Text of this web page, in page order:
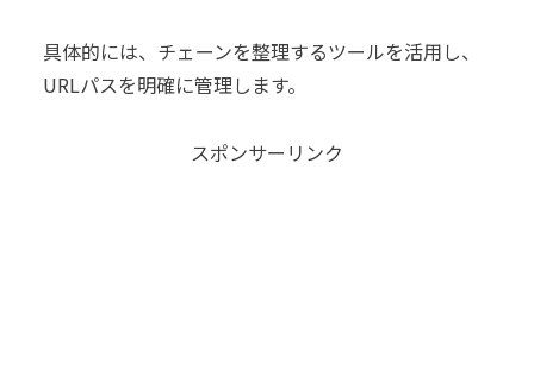
具体的には、チェーンを整理するツールを活用し、
URLパスを明確に管理します。
スポンサーリンク